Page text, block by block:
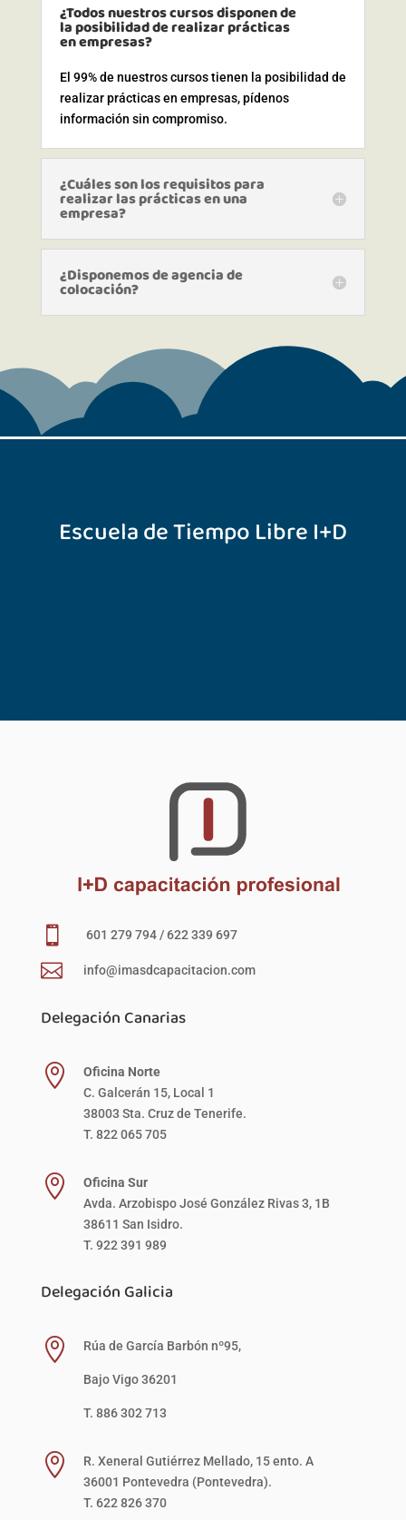
¿Todos nuestros cursos disponen de
la posibilidad de realizar prácticas
en empresas?
El 99% de nuestros cursos tienen la posibilidad de
realizar prácticas en empresas, pídenos
información sin compromiso.
¿Cuáles son los requisitos para
realizar las prácticas en una
empresa?
¿Disponemos de agencia de
colocación?
Escuela de Tiempo Libre I+D
 601 279 794 / 622 339 697
 info@imasdcapacitacion.com
Delegación Canarias

Oficina Norte
C. Galcerán 15, Local 1
38003 Sta. Cruz de Tenerife.
T. 822 065 705

Oficina Sur
Avda. Arzobispo José González Rivas 3, 1B
38611 San Isidro.
T. 922 391 989
Delegación Galicia
 Rúa de García Barbón nº95,
Bajo Vigo 36201
T. 886 302 713

R. Xeneral Gutiérrez Mellado, 15 ento. A
36001 Pontevedra (Pontevedra).
T. 622 826 370